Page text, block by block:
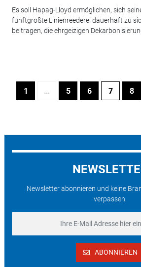
Es soll Hapag-Lloyd ermöglichen, sich
fünftgrößte Linienreederei dauerhaft zu
beitragen, die ehrgeizigen
1 … 5 6 7 8
Newsletter abonnieren und keine
verpassen.
ABONNIEREN